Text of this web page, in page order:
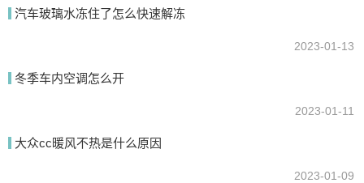
汽车玻璃水冻住了怎么快速解冻
2023-01-13
冬季车内空调怎么开
2023-01-11
大众cc暖风不热是什么原因
2023-01-09